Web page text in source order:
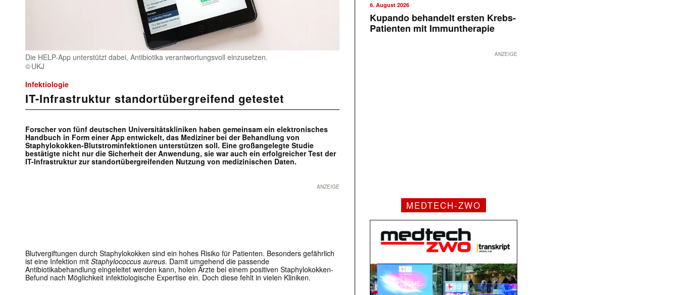
Die HELP-App unterstützt dabei, Antibiotika verantwortungsvoll einzusetzen.
UKJ
Infektiologie
IT-Infrastruktur standortübergreifend getestet
Forscher von fünf deutschen Universitätskliniken haben gemeinsam ein elektronisches
Handbuch in Form einer App entwickelt, das Mediziner bei der Behandlung von
Staphylokokken-Blutstrominfektionen unterstützen soll. Eine großangelegte Studie
bestätigte nicht nur die Sicherheit der Anwendung, sie war auch ein erfolgreicher Test der
IT-Infrastruktur zur standortübergreifenden Nutzung von medizinischen Daten.
ANZEIGE
Blutvergiftungen durch Staphylokokken sind ein hohes Risiko für Patienten. Besonders gefährlich
ist eine Infektion mit Staphylococcus aureus. Damit umgehend die passende
Antibiotikabehandlung eingeleitet werden kann, holen Ärzte bei einem positiven Staphylokokken-
Befund nach Möglichkeit infektiologische Expertise ein. Doch diese fehlt in vielen Kliniken.
6. August 2026
Kupando behandelt ersten Krebs-
Patienten mit Immuntherapie
ANZEIGE
MEDTECH-ZWO